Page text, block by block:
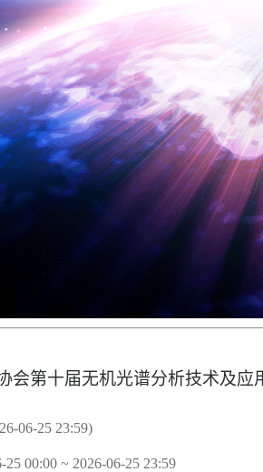
会第十届无机光谱分析技术及应
06-25 23:59)
25 00:00 ~ 2026-06-25 23:59